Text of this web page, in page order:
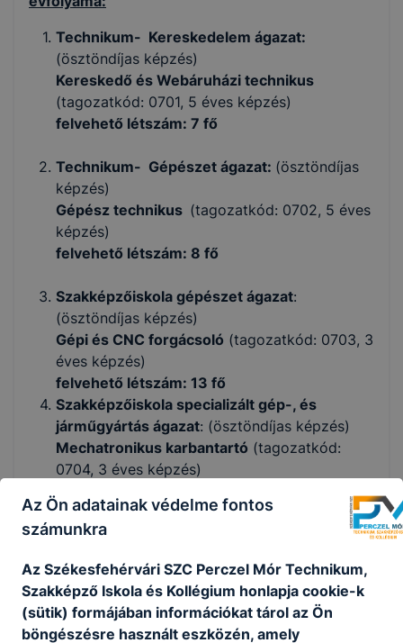
Technikum- Kereskedelem ágazat:
(ösztöndíjas képzés)
Kereskedő és Webáruházi technikus
(tagozatkód: 0701, 5 éves képzés)
felvehető létszám: 7 fő
Technikum- Gépészet ágazat: (ösztöndíjas
képzés)
Gépész technikus (tagozatkód: 0702, 5 éves
képzés)
felvehető létszám: 8 fő
Szakképzőiskola gépészet ágazat:
(ösztöndíjas képzés)
Gépi és CNC forgácsoló (tagozatkód: 0703, 3
éves képzés)
felvehető létszám: 13 fő
Szakképzőiskola specializált gép-, és
járműgyártás ágazat: (ösztöndíjas képzés)
Mechatronikus karbantartó (tagozatkód:
0704, 3 éves képzés)
Szakképzőiskola kereskedelem
Kereskedelmi értékesítő(tagozatkód:0705,
3 éves képzés)
felvehető létszám: 10 fő
Az Ön adatainak védelme fontos
számunkra
Az Székesfehérvári SZC Perczel Mór Technikum,
Szakképző Iskola és Kollégium honlapja cookie-k
(sütik) formájában információkat tárol az Ön
böngészésre használt eszközén, amely